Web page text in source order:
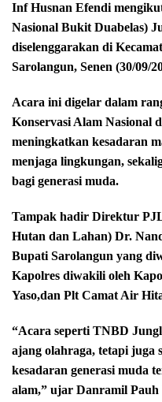
Inf Husnan Efendi
Nasional Bukit Duabelas)
diselenggarakan di
Sarolangun, Senen (30/09/
Acara ini digelar dalam
Konservasi Alam Nasional
meningkatkan kesadaran
menjaga lingkungan,
bagi generasi muda.
Tampak hadir Direktur
Hutan dan Lahan) Dr.
Bupati Sarolangun yang
Kapolres diwakili oleh
Yaso,dan Plt Camat Air
“Acara seperti TNBD
ajang olahraga, tetapi juga
kesadaran generasi muda
alam,” ujar Danramil Pauh